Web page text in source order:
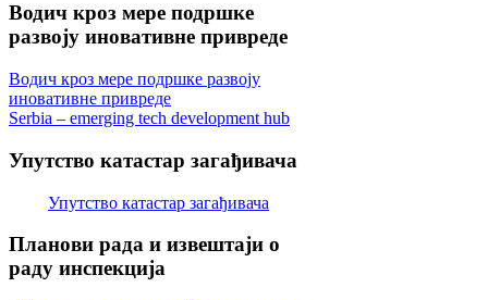
Водич кроз мере подршке
развоју иновативне привреде
Водич кроз мере подршке развоју
иновативне привреде
Serbia – emerging tech development hub
Упутство катастар загађивача
Упутство катастар загађивача
Планови рада и извештаји о
раду инспекција